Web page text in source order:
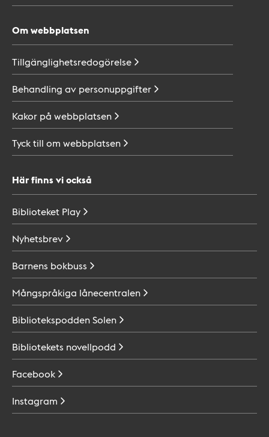
Om webbplatsen
Tillgänglighetsredogörelse
Behandling av personuppgifter
Kakor på webbplatsen
Tyck till om webbplatsen
Här finns vi också
Biblioteket Play
Nyhetsbrev
Barnens bokbuss
Mångspråkiga lånecentralen
BibliotekspoddenSolen
Bibliotekets novellpodd
Facebook
Instagram